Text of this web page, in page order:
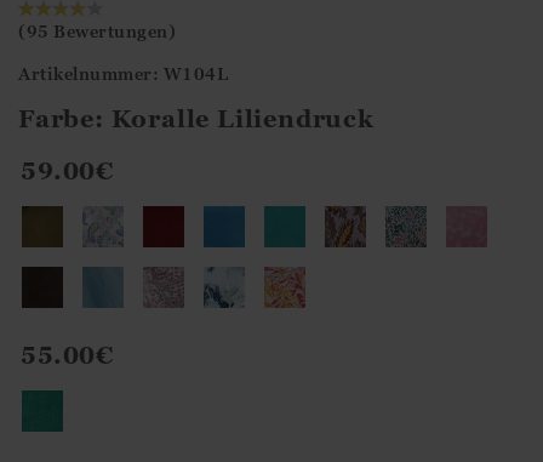
(95 Bewertungen)
Artikelnummer: W104L
Farbe: Koralle Liliendruck
59.00€
55.00€